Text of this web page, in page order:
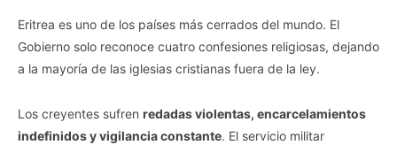
Eritrea es uno de los países más cerrados del mundo. El
Gobierno solo reconoce cuatro confesiones religiosas, dejando
a la mayoría de las iglesias cristianas fuera de la ley.
Los creyentes sufren redadas violentas, encarcelamientos
indefinidos y vigilancia constante. El servicio militar